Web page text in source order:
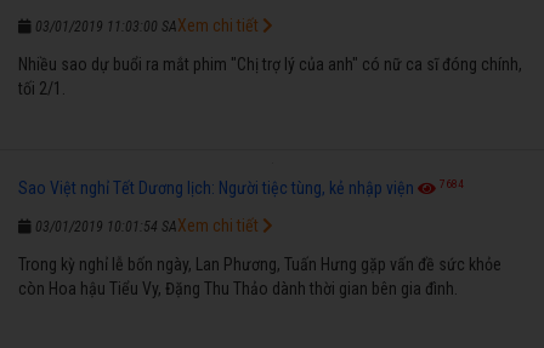
03/01/2019 11:03:00 SA
Nhiều sao dự buổi ra mắt phim "Chị trợ lý của anh" có nữ ca sĩ đóng chính,
tối 2/1.
Xem chi tiết
Sao Việt nghỉ Tết Dương lịch: Người tiệc tùng, kẻ nhập viện 7684
03/01/2019 10:01:54 SA
Trong kỳ nghỉ lễ bốn ngày, Lan Phương, Tuấn Hưng gặp vấn đề sức khỏe
còn Hoa hậu Tiểu Vy, Đặng Thu Thảo dành thời gian bên gia đình.
Xem chi tiết